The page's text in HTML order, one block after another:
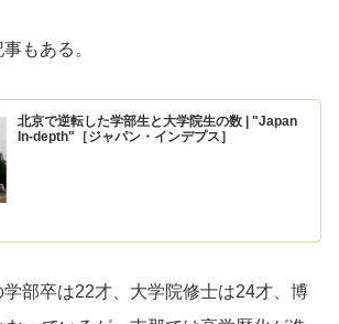
もある。
北京で逆転した学部生と大学院生の数 | "Japan
In-depth"［ジャパン・インデプス］
部卒は22才、大学院修士は24才、博